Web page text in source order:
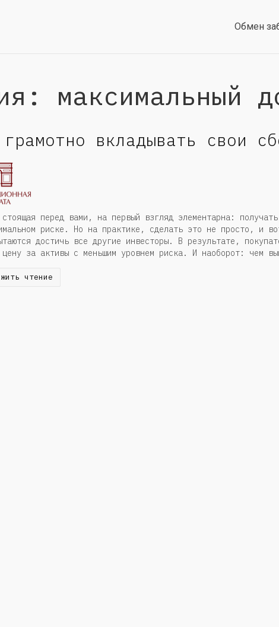
Обмен
максимальный
вкладывать свои
перед вами, на первый взгляд элементарна:
риске. Но на практике, сделать это не просто, и
достичь все другие инвесторы. В результате,
цену за активы с меньшим уровнем риска. И наоборот: чем
чтение